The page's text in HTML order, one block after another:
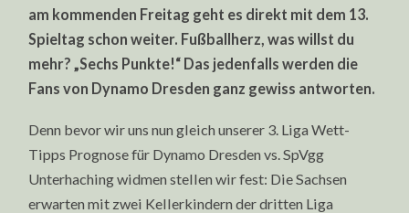
DRESDEN
VS.
SPVGG
am kommenden Freitag geht es direkt mit dem 13.
Spieltag schon weiter. Fußballherz, was willst du
mehr? „Sechs Punkte!“ Das jedenfalls werden die
Fans von Dynamo Dresden ganz gewiss antworten.
Denn bevor wir uns nun gleich unserer 3. Liga Wett-
Tipps Prognose für Dynamo Dresden vs. SpVgg
Unterhaching widmen stellen wir fest: Die Sachsen
erwarten mit zwei Kellerkindern der dritten Liga